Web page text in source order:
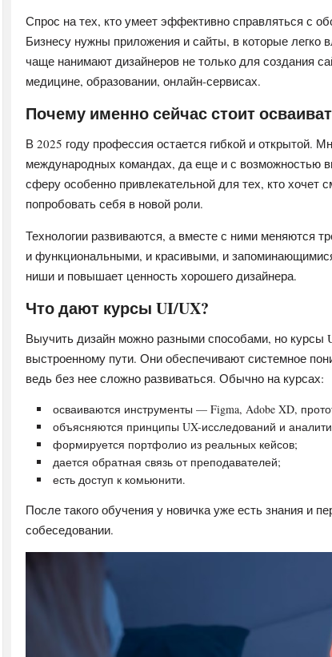
Спрос на тех, кто умеет эффективно справляться с
Бизнесу нужны приложения и сайты, в которые легко
чаще нанимают дизайнеров не только для создания
медицине, образовании, онлайн-сервисах.
Почему именно сейчас стоит
В 2025 году профессия остается гибкой и открытой.
международных командах, да еще и с возможностью
сферу особенно привлекательной для тех, кто хочет
попробовать себя в новой роли.
Технологии развиваются, а вместе с ними меняются
и функциональными, и красивыми, и
ниши и повышает ценность хорошего дизайнера.
Что дают курсы UI/UX?
Выучить дизайн можно разными способами, но курсы
выстроенному пути. Они обеспечивают системное
ведь без нее сложно развиваться. Обычно на курсах:
осваиваются инструменты — Figma, Adobe XD,
объясняются принципы UX-исследований и
формируется портфолио из реальных кейсов;
дается обратная связь от преподавателей;
есть доступ к комьюнити.
После такого обучения у новичка уже есть знания и
собеседовании.